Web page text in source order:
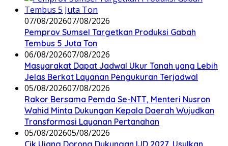
07/08/202607/08/2026
Pemprov Sumsel Targetkan Produksi Gabah
Tembus 5 Juta Ton
06/08/202607/08/2026
Masyarakat Dapat Jadwal Ukur Tanah yang Lebih
Jelas Berkat Layanan Pengukuran Terjadwal
05/08/202607/08/2026
Rakor Bersama Pemda Se-NTT, Menteri Nusron
Wahid Minta Dukungan Kepala Daerah Wujudkan
Transformasi Layanan Pertanahan
05/08/202605/08/2026